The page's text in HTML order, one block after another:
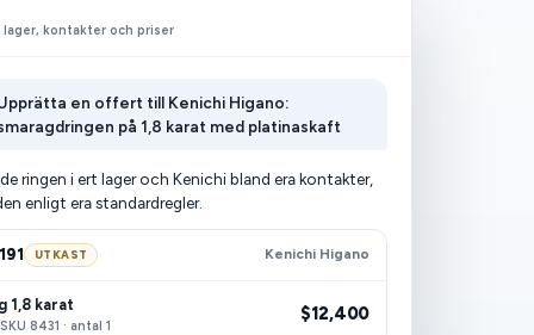
kontakter och priser
en offert till Kenichi Higano:
på 1,8 karat med platinaskaft
ringen i ert lager och Kenichi bland era kontakter,
enligt era standardregler.
UTKAST Kenichi Higano
1,8 karat
8431 · antal 1
$12,400